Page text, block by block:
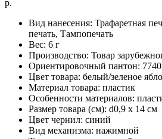
р.
Вид нанесения: Трафаретная
печать, Тампопечать
Вес: 6 г
Производство: Товар
Ориентировочный пантон:
Цвет товара: белый/зеленое
Материал товара: пластик
Особенности материалов:
Размер товара (см): d0,9 х 14 см
Цвет чернил: синий
Вид механизма: нажимной